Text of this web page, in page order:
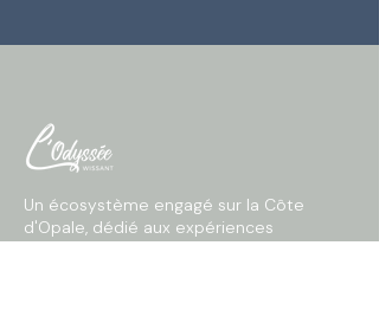
Un écosystème engagé sur la Côte
d'Opale, dédié aux expériences